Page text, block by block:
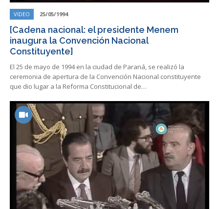
VIDEO 25/05/1994
[Cadena nacional: el presidente Menem
inaugura la Convención Nacional
Constituyente]
El 25 de mayo de 1994 en la ciudad de Paraná, se realizó la
ceremonia de apertura de la Convención Nacional constituyente
que dio lugar a la Reforma Constitucional de…